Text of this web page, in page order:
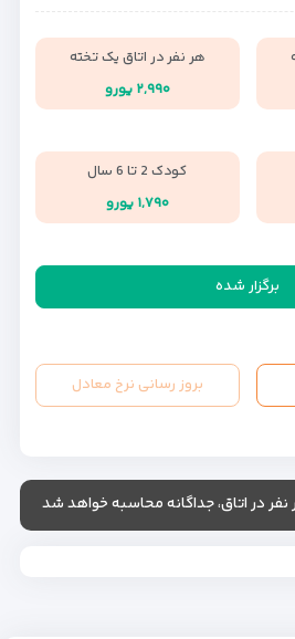
هر نفر در اتاق یک تخته
۲,۹۹۰ یورو
کودک 2 تا 6 سال
۱,۷۹۰ یورو
برگزار شده
بروز رسانی نرخ معادل
نفر در اتاق، جداگانه محاسبه خواهد شد